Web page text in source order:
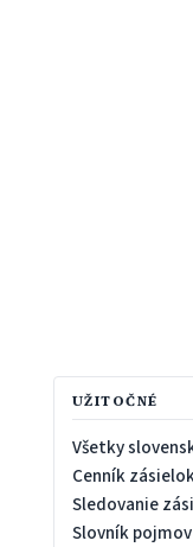
UŽITOČNÉ
Všetky
Cenník
Sledovanie
Slovník pojmov